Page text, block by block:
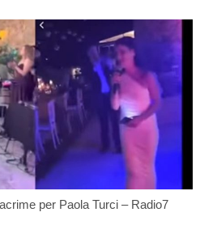
per Paola Turci – Radio7